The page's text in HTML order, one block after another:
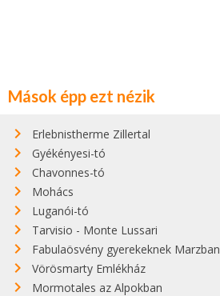
Mások épp ezt nézik
Erlebnistherme Zillertal
Gyékényesi-tó
Chavonnes-tó
Mohács
Luganói-tó
Tarvisio - Monte Lussari
Fabulaösvény gyerekeknek Marzban
Vörösmarty Emlékház
Mormotales az Alpokban